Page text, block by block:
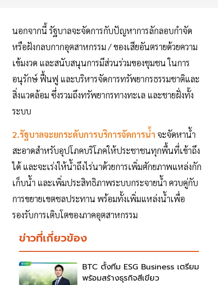
นอกจากนี้ รัฐบาลจะจัดการกับปัญหาการลักลอบกำจัด
หรือฝังกลบกากอุตสาหกรรม / ของเสียอันตรายด้วยความ
เข้มงวด และสนับสนุนการมีส่วนร่วมของชุมชน ในการ
อนุรักษ์ ฟื้นฟู และบริหารจัดการทรัพยากรธรรมชาติและ
สิ่งแวดล้อม ซึ่งรวมถึงทรัพยากรทางทะเล และชายฝั่งทั้ง
ระบบ
2.รัฐบาลจะยกระดับการบริการจัดการน้ำ จะจัดหาน้ำ
สะอาดสำหรับอุปโภคบริโภคให้ประชาชนทุกพื้นที่เข้าถึง
ได้ และจะเร่งให้น้ำถึงไร่นาด้วยการเพิ่มศักยภาพแหล่งกัก
เก็บน้ำ และเพิ่มประสิทธิภาพระบบกระจายน้ำ ควบคู่กับ
การขยายเขตชลประทาน พร้อมทั้งเพิ่มแหล่งน้ำเพื่อ
รองรับการเติบโตของภาคอุตสาหกรรม
ข่าวที่เกี่ยวข้อง
BTC ตั้งทีม ESG Business เตรียม
พร้อมสร้างธุรกิจสีเขียว